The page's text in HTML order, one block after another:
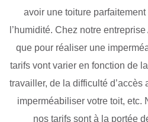
avoir une toiture
l’humidité. Chez notre
que pour réaliser une
tarifs vont varier en fonction de
travailler, de la difficulté d’accès
imperméabiliser votre toit, etc.
nos tarifs sont à la portée